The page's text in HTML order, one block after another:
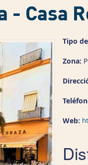
- Casa
Tipo
Zona:
Web: